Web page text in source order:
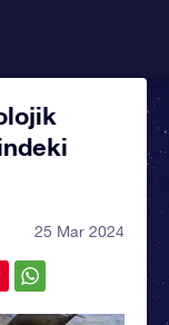
25 Mar 2024